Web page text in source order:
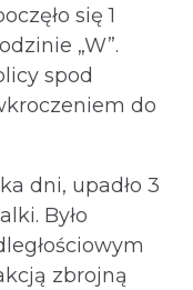
się 1
„W”.
spod
do
dni, upadło 3
Było
zbrojną